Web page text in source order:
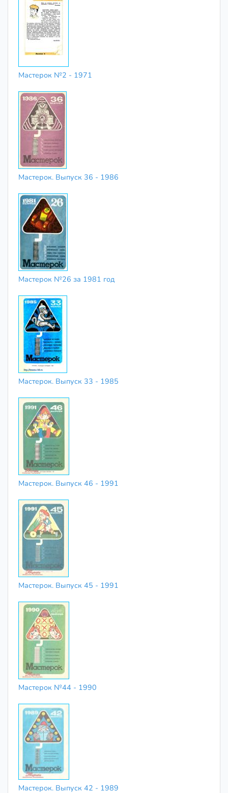
Мастерок №2 - 1971
Мастерок. Выпуск 36 - 1986
Мастерок №26 за 1981 год
Мастерок. Выпуск 33 - 1985
Мастерок. Выпуск 46 - 1991
Мастерок. Выпуск 45 - 1991
Мастерок №44 - 1990
Мастерок. Выпуск 42 - 1989